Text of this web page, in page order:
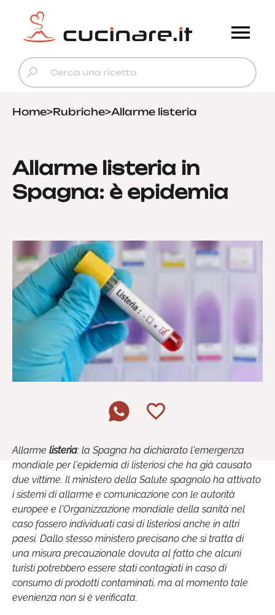
Home>Rubriche>Allarme listeria
Allarme listeria in
Spagna: è epidemia
Allarme listeria: la Spagna ha dichiarato l'emergenza
mondiale per l'epidemia di listeriosi che ha già causato
due vittime. Il ministero della Salute spagnolo ha attivato
i sistemi di allarme e comunicazione con le autorità
europee e l'Organizzazione mondiale della sanità nel
caso fossero individuati casi di listeriosi anche in altri
paesi. Dallo stesso ministero precisano che si tratta di
una misura precauzionale dovuta al fatto che alcuni
turisti potrebbero essere stati contagiati in caso di
consumo di prodotti contaminati, ma al momento tale
evenienza non si è verificata.